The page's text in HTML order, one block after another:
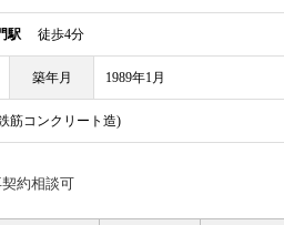
駅 徒歩4分
築年月 1989年1月
筋コンクリート造)
約相談可